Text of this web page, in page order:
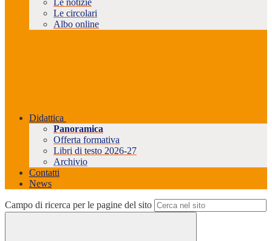
Le notizie
Le circolari
Albo online
Didattica
Panoramica
Offerta formativa
Libri di testo 2026-27
Archivio
Contatti
News
Campo di ricerca per le pagine del sito